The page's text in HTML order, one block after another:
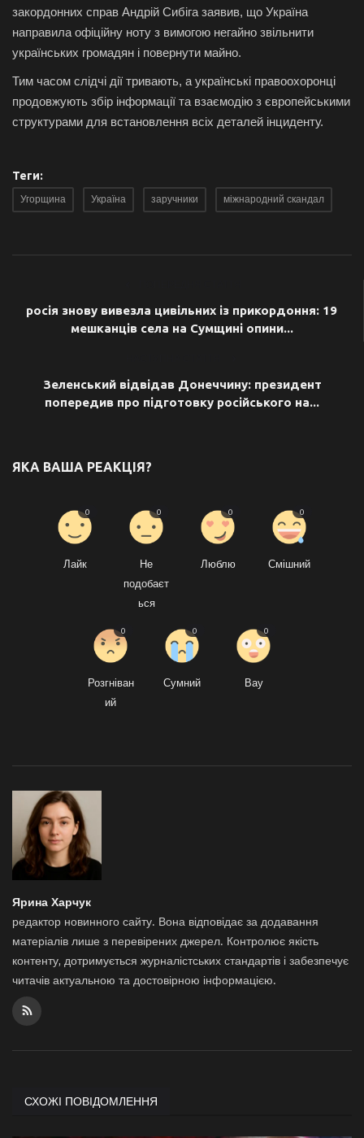
закордонних справ Андрій Сибіга заявив, що Україна
направила офіційну ноту з вимогою негайно звільнити
українських громадян і повернути майно.
Тим часом слідчі дії тривають, а українські правоохоронці
продовжують збір інформації та взаємодію з європейськими
структурами для встановлення всіх деталей інциденту.
Теги:
Угорщина Україна заручники міжнародний скандал
росія знову вивезла цивільних із прикордоння: 19
мешканців села на Сумщині опини...
Зеленський відвідав Донеччину: президент
попередив про підготовку російського на...
ЯКА ВАША РЕАКЦІЯ?
Лайк
0
Не
подобаєт
ься
0
Люблю
0
Смішний
0
Розгніван
ий
0
Сумний
0
Вау
0
Ярина Харчук
редактор новинного сайту. Вона відповідає за додавання
матеріалів лише з перевірених джерел. Контролює якість
контенту, дотримується журналістських стандартів і забезпечує
читачів актуальною та достовірною інформацією.
СХОЖІ ПОВІДОМЛЕННЯ